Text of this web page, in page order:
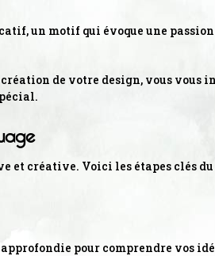
un motif qui évoque une
de votre design, vous
et créative. Voici les étapes clés
pour comprendre vos